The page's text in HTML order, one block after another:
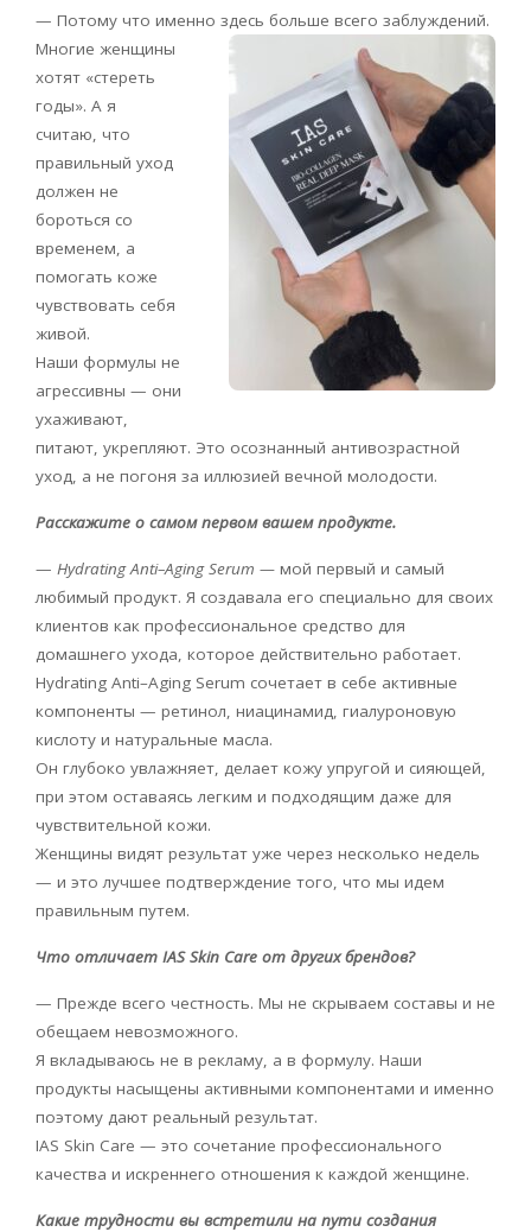
— Потому что именно здесь больше всего заблуждений.
Многие женщины
хотят «стереть
годы». А я
считаю, что
правильный уход
должен не
бороться со
временем, а
помогать коже
чувствовать себя
живой.
Наши формулы не
агрессивны — они
ухаживают,
питают, укрепляют. Это осознанный антивозрастной
уход, а не погоня за иллюзией вечной молодости.
Расскажите о самом первом вашем продукте.
— Hydrating Anti–Aging Serum — мой первый и самый
любимый продукт. Я создавала его специально для своих
клиентов как профессиональное средство для
домашнего ухода, которое действительно работает.
Hydrating Anti–Aging Serum сочетает в себе активные
компоненты — ретинол, ниацинамид, гиалуроновую
кислоту и натуральные масла.
Он глубоко увлажняет, делает кожу упругой и сияющей,
при этом оставаясь легким и подходящим даже для
чувствительной кожи.
Женщины видят результат уже через несколько недель
— и это лучшее подтверждение того, что мы идем
правильным путем.
Что отличает IAS Skin Care от других брендов?
— Прежде всего честность. Мы не скрываем составы и не
обещаем невозможного.
Я вкладываюсь не в рекламу, а в формулу. Наши
продукты насыщены активными компонентами и именно
поэтому дают реальный результат.
IAS Skin Care — это сочетание профессионального
качества и искреннего отношения к каждой женщине.
Какие трудности вы встретили на пути создания